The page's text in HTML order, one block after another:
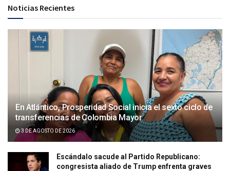
Noticias Recientes
En Atlántico, Prosperidad Social inicia el sexto ciclo de
transferencias de Colombia Mayor
3 DE AGOSTO DE 2026
Escándalo sacude al Partido Republicano:
congresista aliado de Trump enfrenta graves